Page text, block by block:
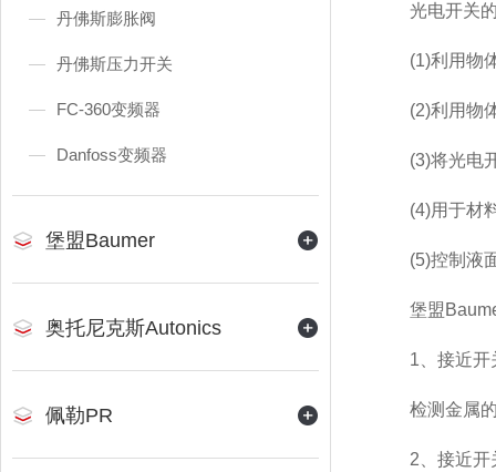
丹佛斯膨胀阀
丹佛斯压力开关
FC-360变频器
Danfoss变频器
堡盟Baumer
奥托尼克斯Autonics
佩勒PR
光电开关的
(1)利用物体
(2)利用物体
(3)将光电开
(4)用于材料
(5)控制液面
堡盟
1、接近开
检测金属的
2、接近开